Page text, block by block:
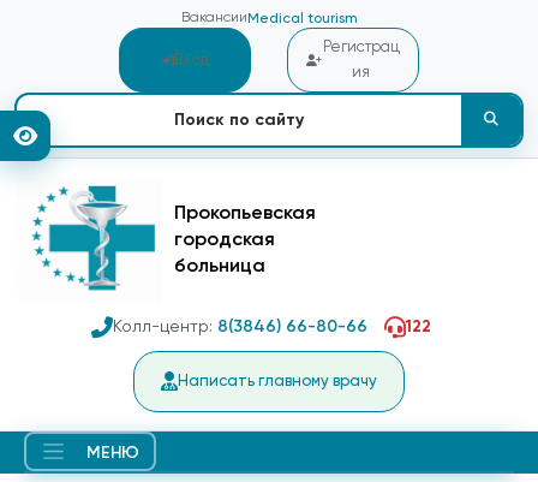
Вакансии Medical tourism
Вход
Регистрац
ия
Прокопьевская
городская
больница
Колл-центр: 8(3846) 66-80-66 122
Написать главному врачу
МЕНЮ